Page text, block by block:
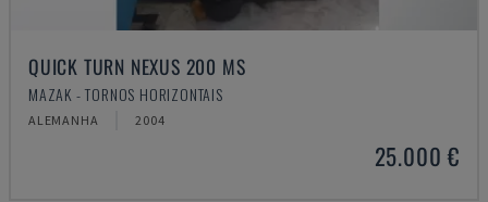
QUICK TURN NEXUS 200 MS
MAZAK - TORNOS HORIZONTAIS
ALEMANHA 2004
25.000 €